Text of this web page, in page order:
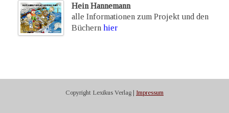
Hein Hannemann
alle Informationen zum Projekt und den
Büchern hier
Copyright Lexikus Verlag | Impressum